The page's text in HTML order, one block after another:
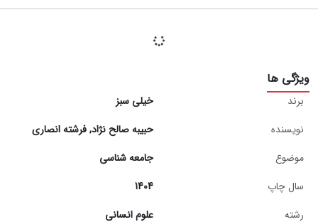
ویژگی ها
برند
خیلی سبز
نویسنده
حبیبه صالح نژاد,فرشته انصاری
موضوع
جامعه شناسی
سال چاپ
1404
رشته
علوم انسانی